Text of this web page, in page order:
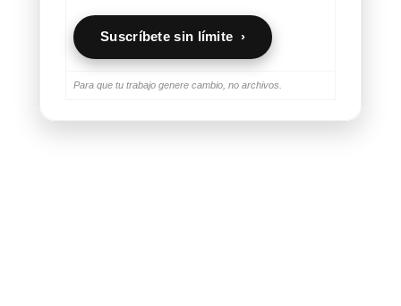
Suscríbete sin límite ›
Para que tu trabajo genere cambio, no archivos.